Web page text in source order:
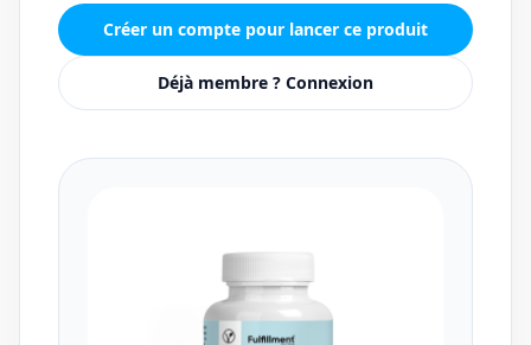
Créer un compte pour lancer ce produit
Déjà membre ? Connexion